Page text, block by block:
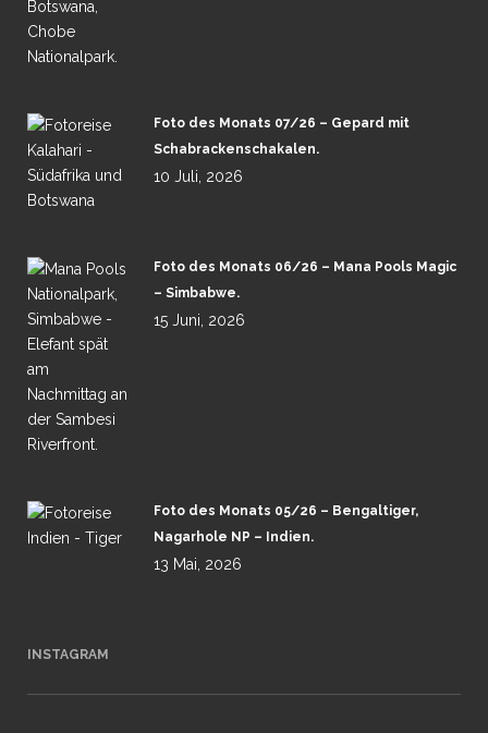
Foto des Monats 07/26 – Gepard mit
Schabrackenschakalen.
10 Juli, 2026
Foto des Monats 06/26 – Mana Pools Magic
– Simbabwe.
15 Juni, 2026
Foto des Monats 05/26 – Bengaltiger,
Nagarhole NP – Indien.
13 Mai, 2026
INSTAGRAM